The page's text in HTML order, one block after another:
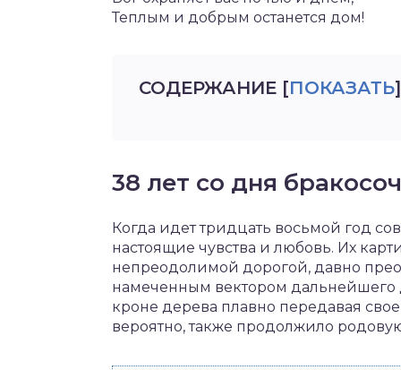
Теплым и добрым останется дом!
СОДЕРЖАНИЕ [ПОКАЗАТЬ]
38 лет со дня
Когда идет тридцать восьмой год
настоящие чувства и любовь. Их
непреодолимой дорогой, давно
намеченным вектором дальнейшего
кроне дерева плавно передавая
вероятно, также продолжило